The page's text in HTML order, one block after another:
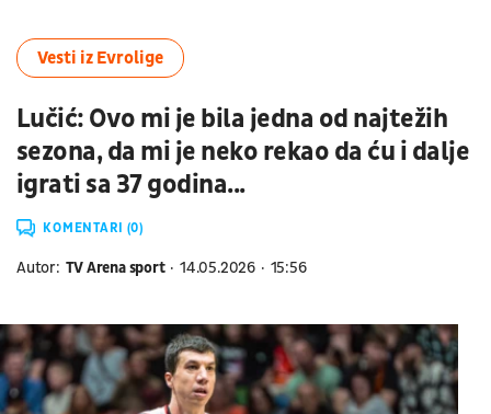
Vesti iz Evrolige
Lučić: Ovo mi je bila jedna od najtežih
sezona, da mi je neko rekao da ću i dalje
igrati sa 37 godina...
KOMENTARI (0)
Autor: TV Arena sport 14.05.2026 15:56